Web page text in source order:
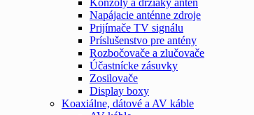
Napájacie anténne zdroje
Prijímače TV signálu
Príslušenstvo pre antény
Rozbočovače a zlučovače
Účastnícke zásuvky
Zosilovače
Display boxy
Koaxiálne, dátové a AV káble